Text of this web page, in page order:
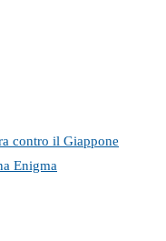
contro il Giappone
Enigma